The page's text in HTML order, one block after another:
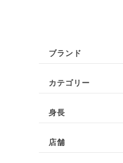
ブランド
カテゴリー
身長
店舗